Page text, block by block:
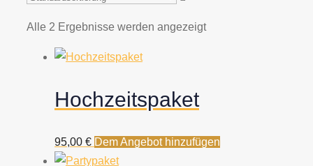
Alle 2 Ergebnisse werden angezeigt
Hochzeitspaket
95,00 € Dem Angebot hinzufügen